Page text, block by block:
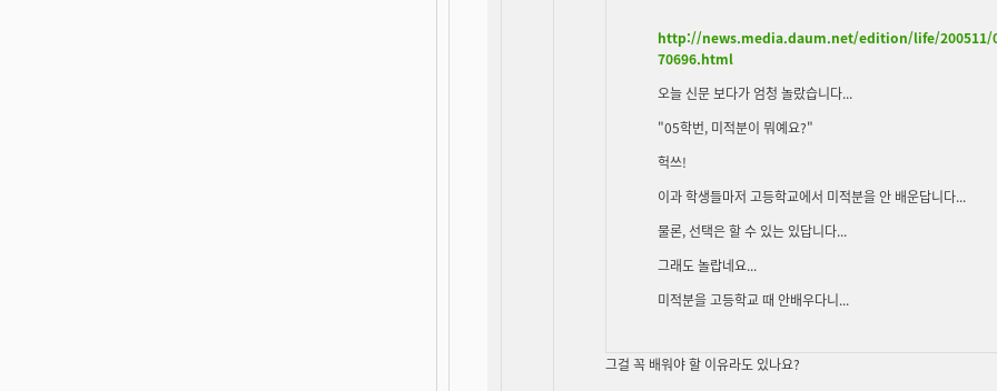
http://news.media.daum.net/edition/life/200511/
70696.html
오늘 신문 보다가 엄청 놀랐습니다...
"05학번, 미적분이 뭐예요?"
헉쓰!
이과 학생들마저 고등학교에서 미적분을 안 배운답니다...
물론, 선택은 할 수 있는 있답니다...
그래도 놀랍네요...
미적분을 고등학교 때 안배우다니...
그걸 꼭 배워야 할 이유라도 있나요?